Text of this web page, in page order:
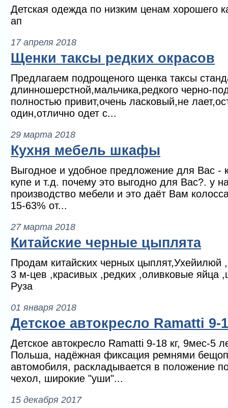
Детская одежда по низким ценам хорошего
ап
17 апреля 2018
Щенки таксы редких окрасов
Предлагаем подрощеного щенка таксы
длинношерстной,мальчика,редкого черно-
полностью привит,очень ласковый,не
один,отлично одет с...
29 марта 2018
Кухня мебель шкафы
Выгодное и удобное предложение для Вас -
купе и т.д. почему это выгодно для Вас?. у
производство мебели и это даёт Вам
15-63% от...
27 марта 2018
Китайские черные цыплята
Продам китайских черных цыплят,Ухейилюй
3 м-цев ,красивых ,редких ,оливковые яйца
Руза
01 января 2018
Детское автокресло Ramatti 9-
Детское автокресло Ramatti 9-18 кг, 9мес-5
Польша, надёжная фиксация ремнями
автомобиля, раскладывается в положение
чехол, широкие "уши"...
15 декабря 2017